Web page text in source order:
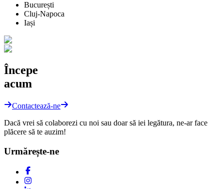
București
Cluj-Napoca
Iași
Începe
acum
Contactează-ne
Dacă vrei să colaborezi cu noi sau doar să iei legătura, ne-ar face
plăcere să te auzim!
Urmărește-ne